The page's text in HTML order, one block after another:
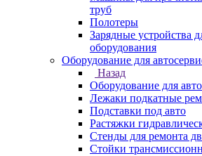
труб
Полотеры
Зарядные устройства
оборудования
Оборудование для
Назад
Оборудование для
Лежаки подкатные
Подставки под авто
Растяжки
Стенды для ремонта
Стойки